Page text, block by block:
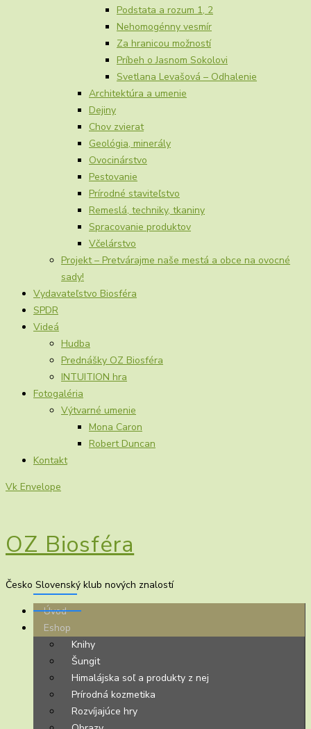
Podstata a rozum 1, 2
Nehomogénny vesmír
Za hranicou možností
Príbeh o Jasnom Sokolovi
Svetlana Levašová – Odhalenie
Architektúra a umenie
Dejiny
Chov zvierat
Geológia, minerály
Ovocinárstvo
Pestovanie
Prírodné staviteľstvo
Remeslá, techniky, tkaniny
Spracovanie produktov
Včelárstvo
Projekt – Pretvárajme naše mestá a obce na ovocné
sady!
Vydavateľstvo Biosféra
SPDR
Videá
Hudba
Prednášky OZ Biosféra
INTUITION hra
Fotogaléria
Výtvarné umenie
Mona Caron
Robert Duncan
Kontakt
Vk Envelope
OZ Biosféra
Česko Slovenský klub nových znalostí
Úvod
Eshop
Knihy
Šungit
Himalájska soľ a produkty z nej
Prírodná kozmetika
Rozvíjajúce hry